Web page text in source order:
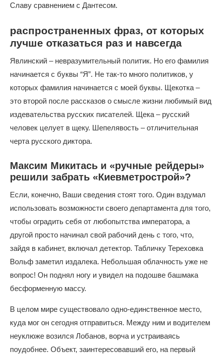
Славу сравнением с Дантесом.
распространенных фраз, от которых
лучше отказаться раз и навсегда
Явлинский – невразумительный политик. Но его фамилия
начинается с буквы “Я”. Не так-то много политиков, у
которых фамилия начинается с моей буквы. Щекотка –
это второй после рассказов о смысле жизни любимый вид
издевательства русских писателей. Щека – русский
человек целует в щеку. Шепелявость – отличительная
черта русского диктора.
Максим Микитась и «ручные рейдеры»
решили забрать «Киевметрострой»?
Если, конечно, Ваши сведения стоят того. Один вздумал
использовать возможности своего департамента для того,
чтобы оградить себя от любопытства императора, а
другой просто начинал свой рабочий день с того, что,
зайдя в кабинет, включал детектор. Табличку Тереховка
Вольф заметил издалека. Небольшая облачность уже не
вопрос! Он поднял ногу и увидел на подошве башмака
бесформенную массу.
В целом мире существовало одно-единственное место,
куда мог он сегодня отправиться. Между ним и водителем
неуклюже возился Лобанов, ворча и устраиваясь
поудобнее. Объект, заинтересовавший его, на первый